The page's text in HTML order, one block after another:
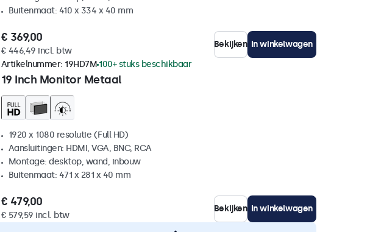
Buitenmaat: 410 x 334 x 40 mm
€ 369,00
€ 446,49 incl. btw
Bekijken In winkelwagen
19 Inch Monitor Metaal
Artikelnummer: 19HD7M 100+ stuks beschikbaar
1920 x 1080 resolutie (Full HD)
Aansluitingen: HDMI, VGA, BNC, RCA
Montage: desktop, wand, inbouw
Buitenmaat: 471 x 281 x 40 mm
€ 479,00
€ 579,59 incl. btw
Bekijken In winkelwagen